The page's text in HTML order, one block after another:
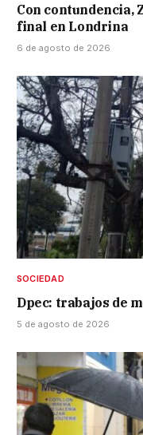
Con contundencia,
final en Londrina
6 de agosto de 2026
SOCIEDAD
Dpec: trabajos de
5 de agosto de 2026